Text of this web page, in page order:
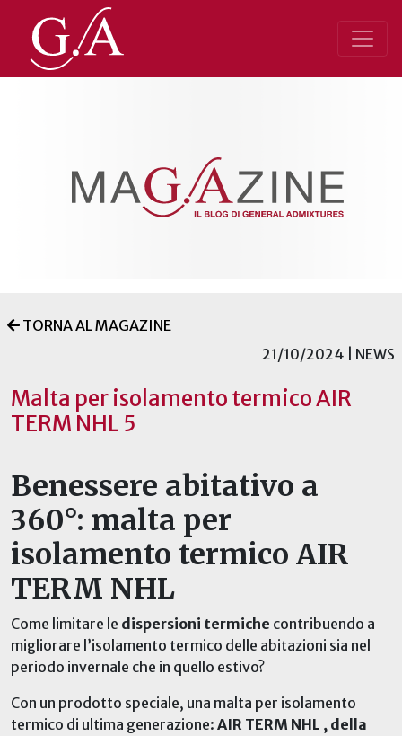
TORNA AL MAGAZINE
21/10/2024 | NEWS
Malta per isolamento termico AIR
TERM NHL 5
Benessere abitativo a
360°: malta per
isolamento termico AIR
TERM NHL
Come limitare le dispersioni termiche contribuendo a
migliorare l’isolamento termico delle abitazioni sia nel
periodo invernale che in quello estivo?
Con un prodotto speciale, una malta per isolamento
termico di ultima generazione: AIR TERM NHL , della